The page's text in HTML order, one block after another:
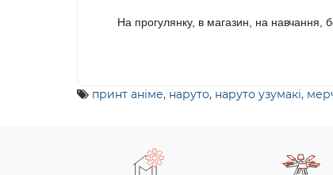
На прогулянку, в магазин, на навчання,
принт аніме, наруто, наруто узумакі,